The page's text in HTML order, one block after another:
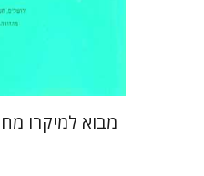
הנחת אתר
מבוא למיקרו